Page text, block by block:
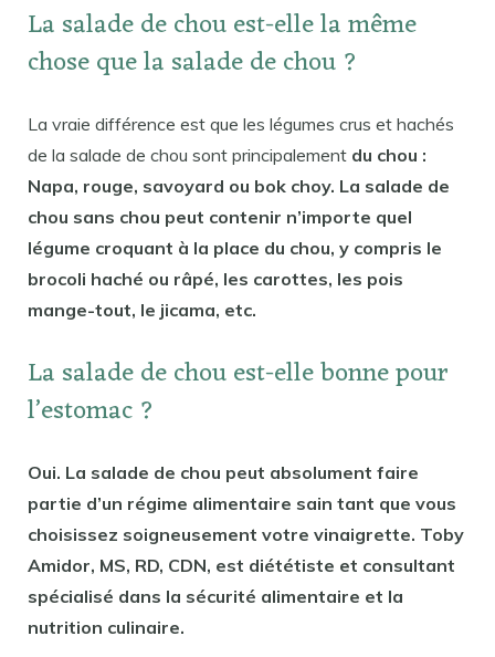
La salade de chou est-elle la même
chose que la salade de chou ?
La vraie différence est que les légumes crus et hachés
de la salade de chou sont principalement du chou :
Napa, rouge, savoyard ou bok choy. La salade de
chou sans chou peut contenir n’importe quel
légume croquant à la place du chou, y compris le
brocoli haché ou râpé, les carottes, les pois
mange-tout, le jicama, etc.
La salade de chou est-elle bonne pour
l’estomac ?
Oui. La salade de chou peut absolument faire
partie d’un régime alimentaire sain tant que vous
choisissez soigneusement votre vinaigrette. Toby
Amidor, MS, RD, CDN, est diététiste et consultant
spécialisé dans la sécurité alimentaire et la
nutrition culinaire.